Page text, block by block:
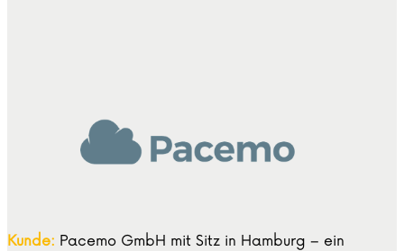
Kunde: Pacemo GmbH mit Sitz in Hamburg – ein